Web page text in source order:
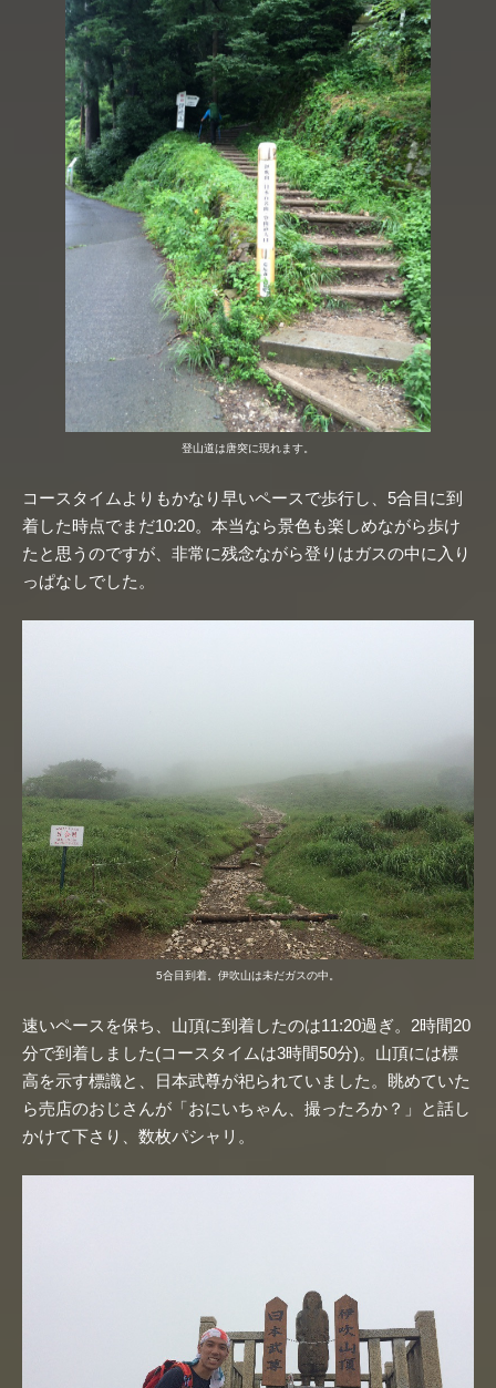
登山道は唐突に現れます。
コースタイムよりもかなり早いペースで歩行し、5合目に到
着した時点でまだ10:20。本当なら景色も楽しめながら歩け
たと思うのですが、非常に残念ながら登りはガスの中に入り
っぱなしでした。
5合目到着。伊吹山は未だガスの中。
速いペースを保ち、山頂に到着したのは11:20過ぎ。2時間20
分で到着しました(コースタイムは3時間50分)。山頂には標
高を示す標識と、日本武尊が祀られていました。眺めていた
ら売店のおじさんが「おにいちゃん、撮ったろか？」と話し
かけて下さり、数枚パシャリ。